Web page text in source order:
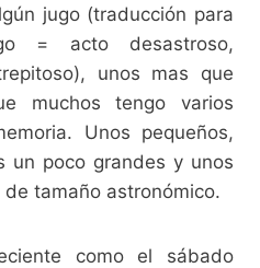
jugo (traducción para
= acto desastroso,
unos mas que
muchos tengo varios
Unos pequeños,
un poco grandes y unos
tamaño astronómico.
como el sábado